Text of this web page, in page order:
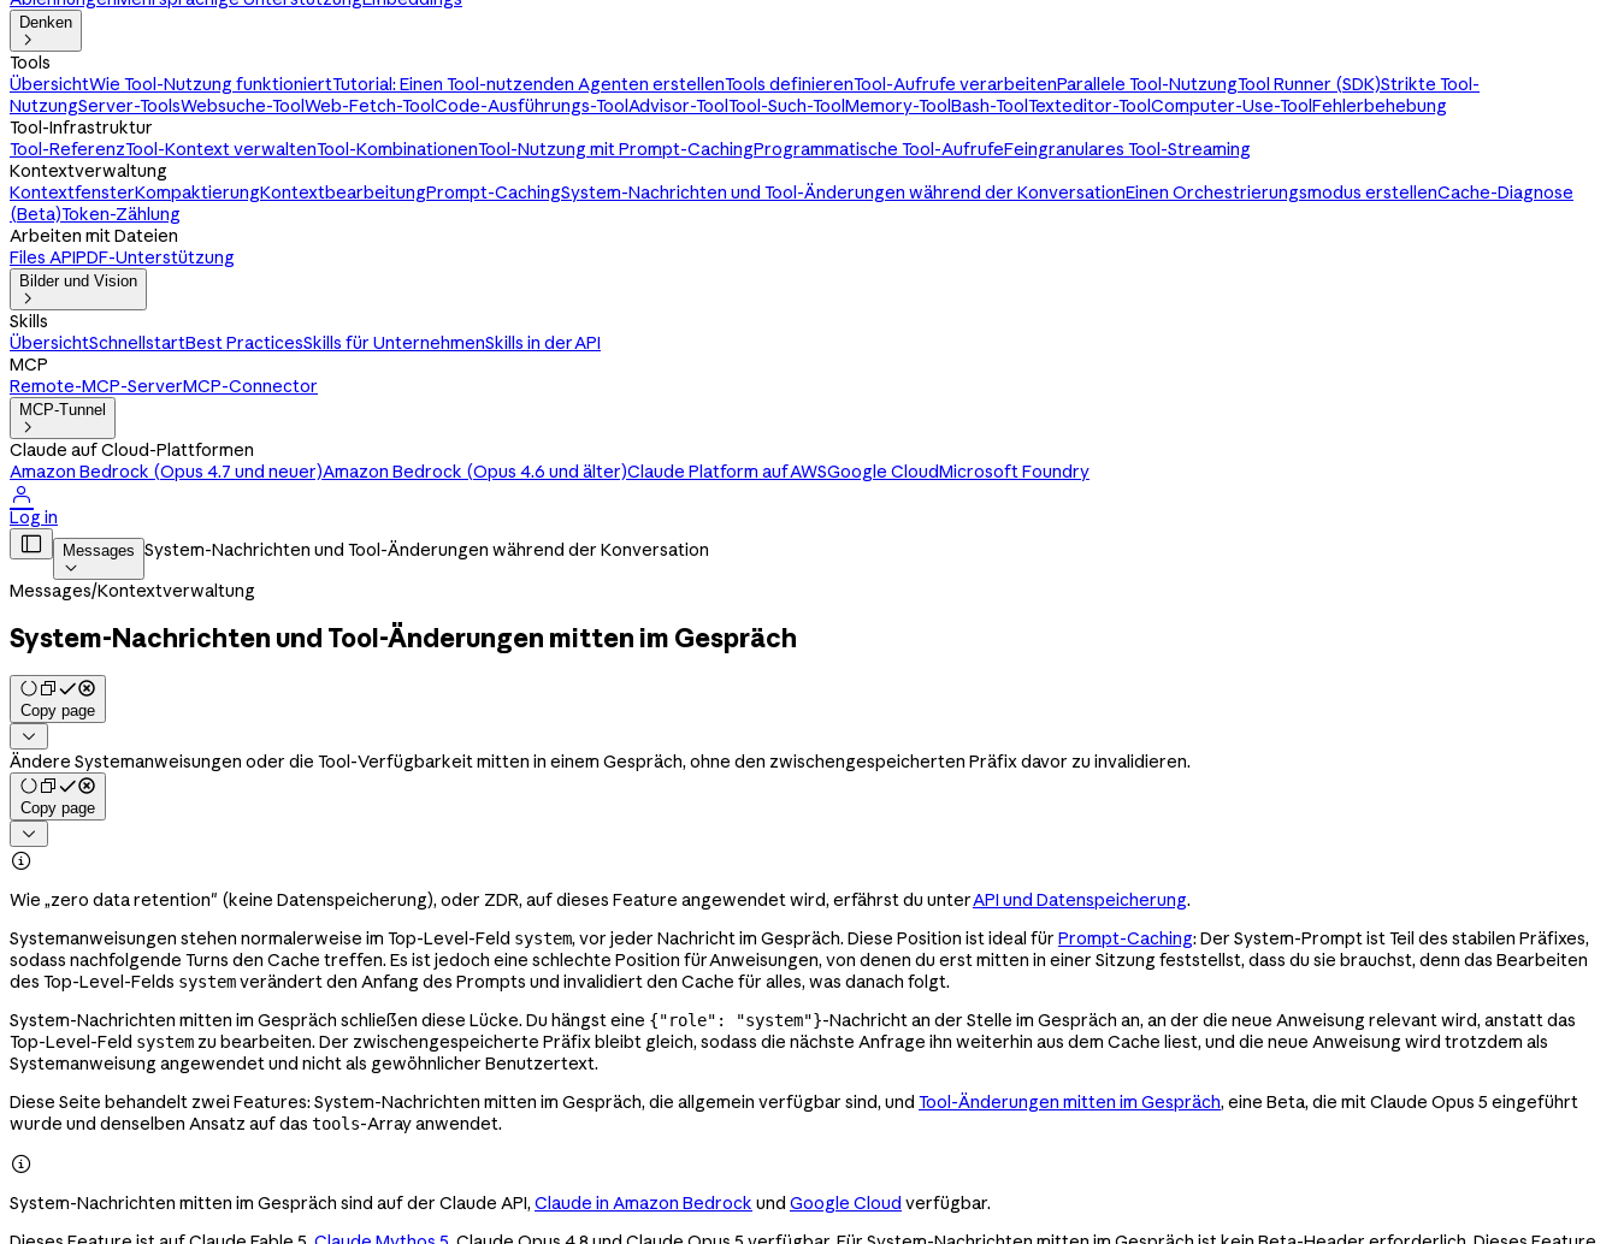
Denken

Tools
ÜbersichtWie Tool-Nutzung funktioniertTutorial: Einen Tool-nutzenden Agenten erstellenTools definierenTool-Aufrufe verarbeitenParallele Tool-NutzungTool Runner (SDK)Strikte Tool-
NutzungServer-ToolsWebsuche-ToolWeb-Fetch-ToolCode-Ausführungs-ToolAdvisor-ToolTool-Such-ToolMemory-ToolBash-ToolTexteditor-ToolComputer-Use-ToolFehlerbehebung
Tool-Infrastruktur
Tool-ReferenzTool-Kontext verwaltenTool-KombinationenTool-Nutzung mit Prompt-CachingProgrammatische Tool-AufrufeFeingranulares Tool-Streaming
Kontextverwaltung
KontextfensterKompaktierungKontextbearbeitungPrompt-CachingSystem-Nachrichten und Tool-Änderungen während der KonversationEinen Orchestrierungsmodus erstellenCache-Diagnose
(Beta)Token-Zählung
Arbeiten mit Dateien
Files APIPDF-Unterstützung
Bilder und Vision

Skills
ÜbersichtSchnellstartBest PracticesSkills für UnternehmenSkills in der API
MCP
Remote-MCP-ServerMCP-Connector
MCP-Tunnel

Claude auf Cloud-Plattformen
Amazon Bedrock (Opus 4.7 und neuer)Amazon Bedrock (Opus 4.6 und älter)Claude Platform auf AWSGoogle CloudMicrosoft Foundry

Log in
 Messages

System-Nachrichten und Tool-Änderungen während der Konversation
Messages/Kontextverwaltung
System-Nachrichten und Tool-Änderungen mitten im Gespräch
Copy page

Ändere Systemanweisungen oder die Tool-Verfügbarkeit mitten in einem Gespräch, ohne den zwischengespeicherten Präfix davor zu invalidieren.
Copy page


Wie „zero data retention" (keine Datenspeicherung), oder ZDR, auf dieses Feature angewendet wird, erfährst du unterAPI und Datenspeicherung.
Systemanweisungen stehen normalerweise im Top-Level-Feld system, vor jeder Nachricht im Gespräch. Diese Position ist ideal für Prompt-Caching: Der System-Prompt ist Teil des stabilen Präfixes,
sodass nachfolgende Turns den Cache treffen. Es ist jedoch eine schlechte Position für Anweisungen, von denen du erst mitten in einer Sitzung feststellst, dass du sie brauchst, denn das Bearbeiten
des Top-Level-Felds systemverändert den Anfang des Prompts und invalidiert den Cache für alles, was danach folgt.
System-Nachrichten mitten im Gespräch schließen diese Lücke. Du hängst eine {"role": "system"}-Nachricht an der Stelle im Gespräch an, an der die neue Anweisung relevant wird, anstatt das
Top-Level-Feld system zu bearbeiten. Der zwischengespeicherte Präfix bleibt gleich, sodass die nächste Anfrage ihn weiterhin aus dem Cache liest, und die neue Anweisung wird trotzdem als
Systemanweisung angewendet und nicht als gewöhnlicher Benutzertext.
Diese Seite behandelt zwei Features: System-Nachrichten mitten im Gespräch, die allgemein verfügbar sind, und Tool-Änderungen mitten im Gespräch, eine Beta, die mit Claude Opus 5 eingeführt
wurde und denselben Ansatz auf das tools-Array anwendet.

System-Nachrichten mitten im Gespräch sind auf der Claude API, Claude in Amazon Bedrock und Google Cloud verfügbar.